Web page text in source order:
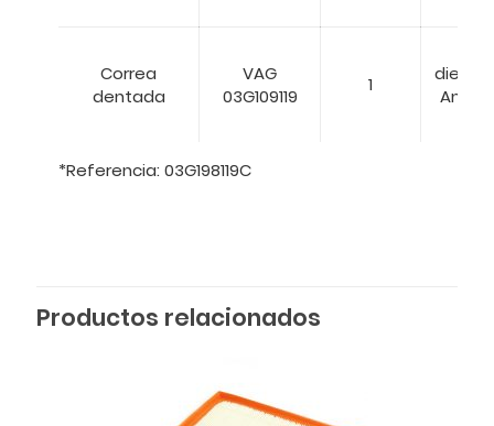
Correa
dentada
VAG
03G109119
1
*Referencia: 03G198119C
Productos relacionados